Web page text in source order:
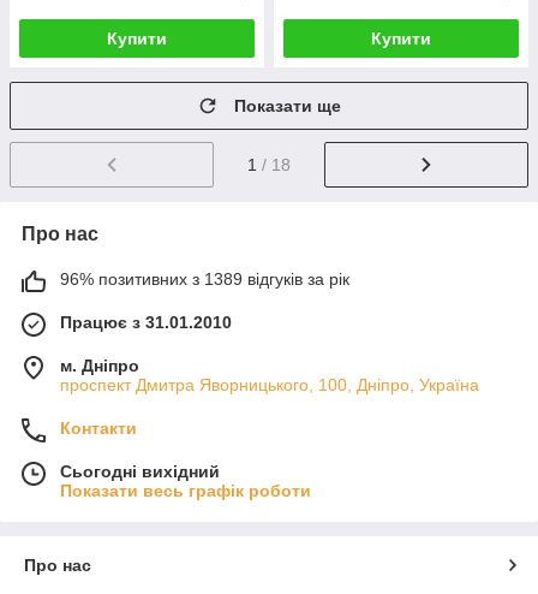
Купити Купити
Показати ще
1 / 18
Про нас
96% позитивних з 1389 відгуків за рік
Працює з 31.01.2010
м. Дніпро
проспект Дмитра Яворницького, 100, Дніпро, Україна
Контакти
Сьогодні вихідний
Показати весь графік роботи
Про нас